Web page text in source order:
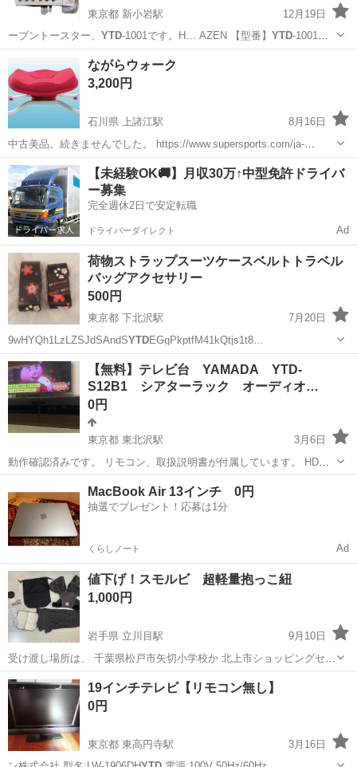
東京都 新小岩駅
12月19日
ーブントースター、 YTD-1001です。H… AZEN 【型番】 YTD-1001
【電力… ーブントースターYTD-1001（W） …
新小岩駅 キッチン家電
ながらウォーク
3,200円
石川県 上諸江駅
8月16日
中古美品。続きませんでした。 https://www.supersports.com/ja-
jp/xebio/products/A-10581352701?
vc_lpp=MSZkMzc5NWU0YTdhJjYwZWE2NW...
石川 金沢市 上諸江駅 フィットネス、トレーニング
【未経験OK🚚】月収30万↑中型免許ドライバ
ー募集
完全週休2日で安定転職
ドライバーダイレクト Ad
荷物ストラップスーツケースベルトトラベル
バッグアクセサリー
500円
東京都 下北沢駅
7月20日
9wHYQh1LzLZSJdSAndSYTDEGgPkptfM41kQtjs1t8…
東京 世田谷区 下北沢駅 バッグ
【無料】テレビ台 YAMADA YTD-
S12B1 シアターラック オーディオ…
0円
東京都 東北沢駅
3月6日
動作確認済みです。 リモコン、取扱説明書が付属しています。 HDMI
対応しています。 HDMIをご利用予定の方は、 光デジタル音声ケーブ
ルをご自身でご用意ください。 サイズ 外観寸法：1200x416x397...
収納家具 YTD
MacBook Air 13インチ 0円
抽選でプレゼント！応募は1分
くらしノート Ad
値下げ！スモルビ 超軽量抱っこ紐
1,000円
岩手県 立川目駅
9月10日
受け渡し場所は、 千葉県松戸市矢切小学校か 北上市ショッピングセン
ターパル江釣子 スモルビ 抱っこ紐3887円相当と1940円相当のオーガ
ニックよだれカバーつき 参考↓ https://store.shopping.ya...
岩手 北上市 立川目駅 その他 スモルビ
19インチテレビ【リモコン無し】
0円
東京都 東高円寺駅
3月16日